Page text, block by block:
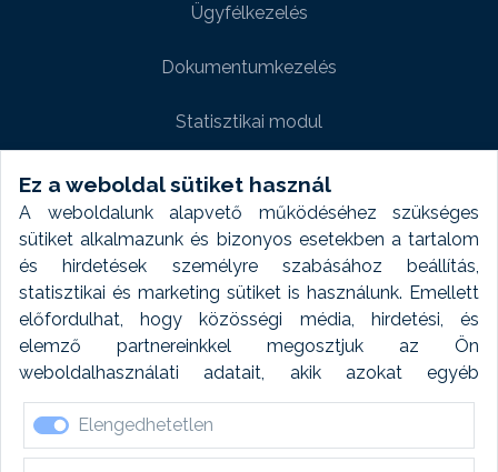
Ez a weboldal sütiket használ
A weboldalunk alapvető működéséhez szükséges
sütiket alkalmazunk és bizonyos esetekben a tartalom
és hirdetések személyre szabásához beállítás,
statisztikai és marketing sütiket is használunk. Emellett
előfordulhat, hogy közösségi média, hirdetési, és
elemző partnereinkkel megosztjuk az Ön
weboldalhasználati adatait, akik azokat egyéb
forrásokból gyűjtött adatokkal kombinálhatják. A sütik
elfogadásával kapcsolatosan naplózást végzünk és
ezen adatokat 6 hónap után automatikusan töröljük. A
Elengedhetetlen
Ügyfélkezelés
Dokumentumkezelés
Statisztikai modul
Weboldal modul
Fényképtár extra modul
Autómosó modul
Feladatütemezés